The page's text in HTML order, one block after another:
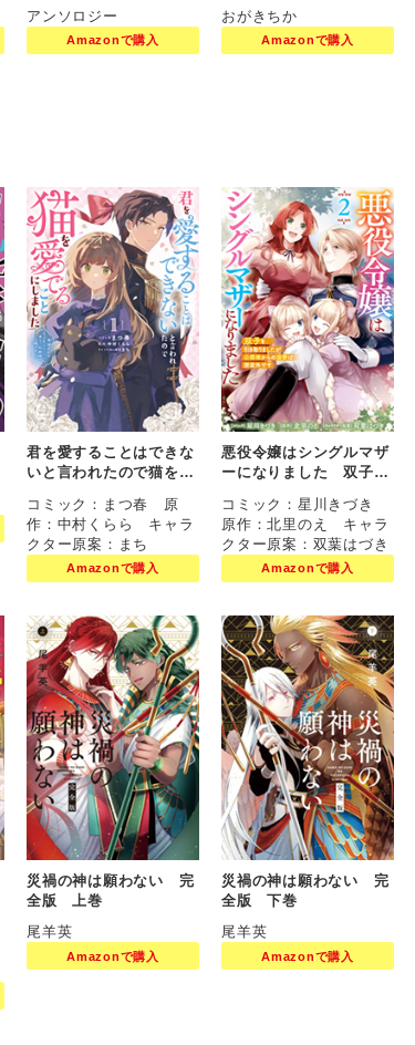
巻
アンソロジー
Amazonで購入
おがきちか
Amazonで購入
君を愛することはできな
いと言われたので猫を愛
猫さんをもふもふしてい
たら、あら？ 旦那様の
ご様子が…？ 1巻
コミック：まつ春 原
作：中村くらら キャラ
クター原案：まち
Amazonで購入
悪役令嬢はシングルマザ
ーになりました 双子を
からの溺愛は想定外で
す 2巻
コミック：星川きづき
原作：北里のえ キャラ
クター原案：双葉はづき
Amazonで購入
災禍の神は願わない 完
全版 上巻
尾羊英
Amazonで購入
災禍の神は願わない 完
全版 下巻
尾羊英
Amazonで購入